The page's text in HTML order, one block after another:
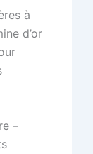
à
d’or
–